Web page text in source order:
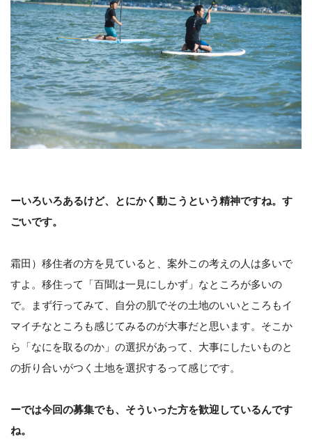
ーいろいろあるけど、とにかく動こうという精神ですね。す
ごいです。
霜田）移住者の方を見ていると、案外この考えの人は多いで
すよ。移住って「百聞は一見にしかず」なところが多いの
で。まず行ってみて、自分の肌でその土地のいいところもイ
マイチなところも感じてみるのが大事だと思います。そこか
ら「なにを取るのか」の選択があって、大事にしたいものと
の折り合いがつく土地を選択するって感じです。
ーでは今回の募集でも、そういった方を歓迎しているんです
ね。